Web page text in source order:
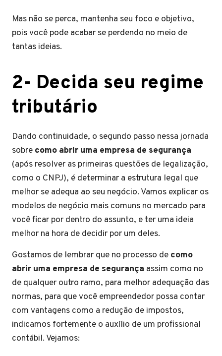
Mas não se perca, mantenha seu foco e objetivo,
pois você pode acabar se perdendo no meio de
tantas ideias.
2- Decida seu regime
tributário
Dando continuidade, o segundo passo nessa jornada
sobre como abrir uma empresa de segurança
(após resolver as primeiras questões de legalização,
como o CNPJ), é determinar a estrutura legal que
melhor se adequa ao seu negócio. Vamos explicar os
modelos de negócio mais comuns no mercado para
você ficar por dentro do assunto, e ter uma ideia
melhor na hora de decidir por um deles.
Gostamos de lembrar que no processo de como
abrir uma empresa de segurança assim como no
de qualquer outro ramo, para melhor adequação das
normas, para que você empreendedor possa contar
com vantagens como a redução de impostos,
indicamos fortemente o auxílio de um profissional
contábil. Vejamos: